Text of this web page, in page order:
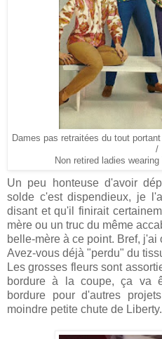
Dames pas retraitées du tout
/
Non retired ladies
Un peu honteuse d'avoir
solde c'est dispendieux, je
disant et qu'il finirait
mère ou un truc du même
belle-mère à ce point. Bref,
Avez-vous déjà "perdu" du
Les grosses fleurs sont
bordure à la coupe, ça va
bordure pour d'autres
moindre petite chute de Liberty.